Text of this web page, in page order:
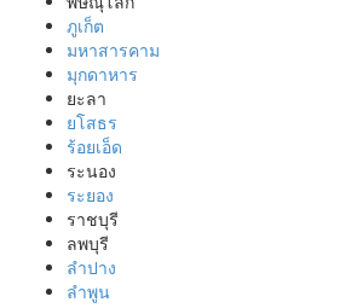
ภูเก็ต
มหาสารคาม
มุกดาหาร
ยะลา
ยโสธร
ร้อยเอ็ด
ระนอง
ระยอง
ราชบุรี
ลพบุรี
ลำปาง
ลำพูน